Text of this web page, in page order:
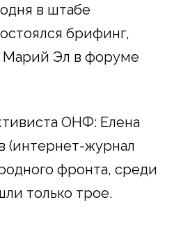
в штабе
брифинг,
Марий Эл в форуме
ОНФ: Елена
(интернет-журнал
фронта, среди
только трое.